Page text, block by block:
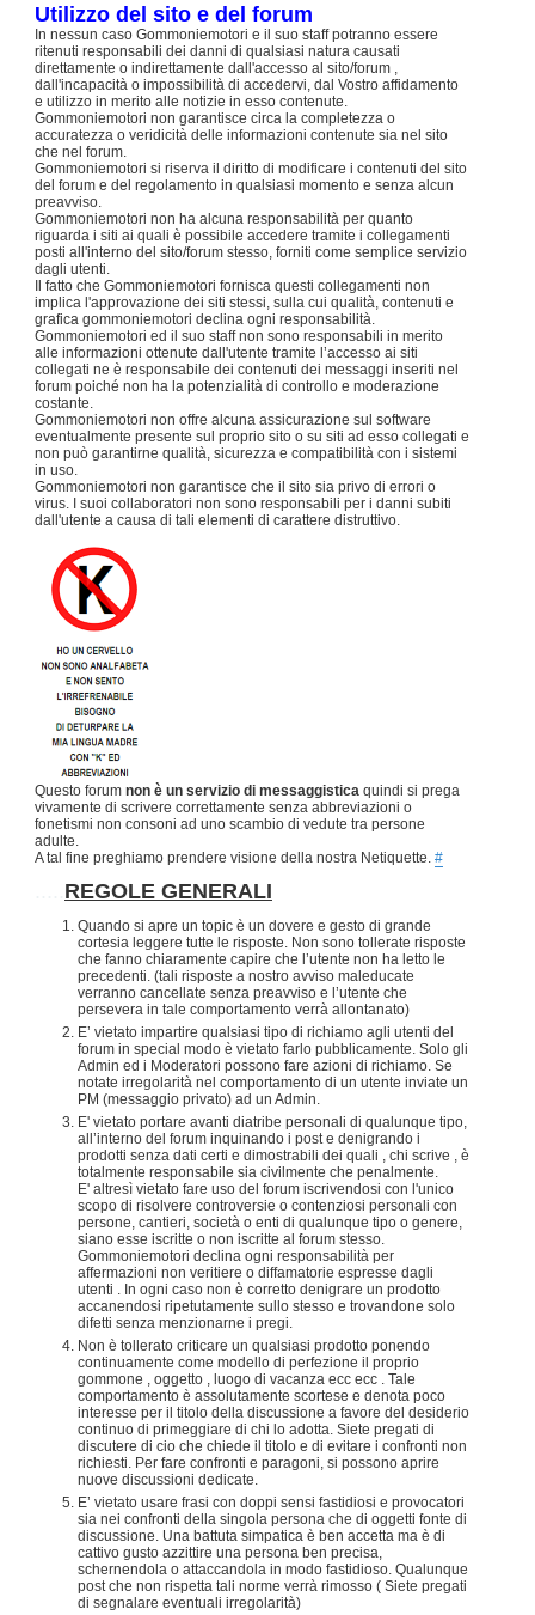
Utilizzo del sito e del forum
In nessun caso Gommoniemotori e il suo staff potranno essere
ritenuti responsabili dei danni di qualsiasi natura causati
direttamente o indirettamente dall'accesso al sito/forum ,
dall'incapacità o impossibilità di accedervi, dal Vostro affidamento
e utilizzo in merito alle notizie in esso contenute.
Gommoniemotori non garantisce circa la completezza o
accuratezza o veridicità delle informazioni contenute sia nel sito
che nel forum.
Gommoniemotori si riserva il diritto di modificare i contenuti del sito
del forum e del regolamento in qualsiasi momento e senza alcun
preavviso.
Gommoniemotori non ha alcuna responsabilità per quanto
riguarda i siti ai quali è possibile accedere tramite i collegamenti
posti all'interno del sito/forum stesso, forniti come semplice servizio
dagli utenti.
Il fatto che Gommoniemotori fornisca questi collegamenti non
implica l'approvazione dei siti stessi, sulla cui qualità, contenuti e
grafica gommoniemotori declina ogni responsabilità.
Gommoniemotori ed il suo staff non sono responsabili in merito
alle informazioni ottenute dall'utente tramite l’accesso ai siti
collegati ne è responsabile dei contenuti dei messaggi inseriti nel
forum poiché non ha la potenzialità di controllo e moderazione
costante.
Gommoniemotori non offre alcuna assicurazione sul software
eventualmente presente sul proprio sito o su siti ad esso collegati e
non può garantirne qualità, sicurezza e compatibilità con i sistemi
in uso.
Gommoniemotori non garantisce che il sito sia privo di errori o
virus. I suoi collaboratori non sono responsabili per i danni subiti
dall'utente a causa di tali elementi di carattere distruttivo.
Questo forum non è un servizio di messaggistica quindi si prega
vivamente di scrivere correttamente senza abbreviazioni o
fonetismi non consoni ad uno scambio di vedute tra persone
adulte.
A tal fine preghiamo prendere visione della nostra Netiquette. #
REGOLE GENERALI
Quando si apre un topic è un dovere e gesto di grande
cortesia leggere tutte le risposte. Non sono tollerate risposte
che fanno chiaramente capire che l’utente non ha letto le
precedenti. (tali risposte a nostro avviso maleducate
verranno cancellate senza preavviso e l’utente che
persevera in tale comportamento verrà allontanato)
E’ vietato impartire qualsiasi tipo di richiamo agli utenti del
forum in special modo è vietato farlo pubblicamente. Solo gli
Admin ed i Moderatori possono fare azioni di richiamo. Se
notate irregolarità nel comportamento di un utente inviate un
PM (messaggio privato) ad un Admin.
E' vietato portare avanti diatribe personali di qualunque tipo,
all’interno del forum inquinando i post e denigrando i
prodotti senza dati certi e dimostrabili dei quali , chi scrive , è
totalmente responsabile sia civilmente che penalmente.
E' altresì vietato fare uso del forum iscrivendosi con l'unico
scopo di risolvere controversie o contenziosi personali con
persone, cantieri, società o enti di qualunque tipo o genere,
siano esse iscritte o non iscritte al forum stesso.
Gommoniemotori declina ogni responsabilità per
affermazioni non veritiere o diffamatorie espresse dagli
utenti . In ogni caso non è corretto denigrare un prodotto
accanendosi ripetutamente sullo stesso e trovandone solo
difetti senza menzionarne i pregi.
Non è tollerato criticare un qualsiasi prodotto ponendo
continuamente come modello di perfezione il proprio
gommone , oggetto , luogo di vacanza ecc ecc . Tale
comportamento è assolutamente scortese e denota poco
interesse per il titolo della discussione a favore del desiderio
continuo di primeggiare di chi lo adotta. Siete pregati di
discutere di cio che chiede il titolo e di evitare i confronti non
richiesti. Per fare confronti e paragoni, si possono aprire
nuove discussioni dedicate.
E’ vietato usare frasi con doppi sensi fastidiosi e provocatori
sia nei confronti della singola persona che di oggetti fonte di
discussione. Una battuta simpatica è ben accetta ma è di
cattivo gusto azzittire una persona ben precisa,
schernendola o attaccandola in modo fastidioso. Qualunque
post che non rispetta tali norme verrà rimosso ( Siete pregati
di segnalare eventuali irregolarità)